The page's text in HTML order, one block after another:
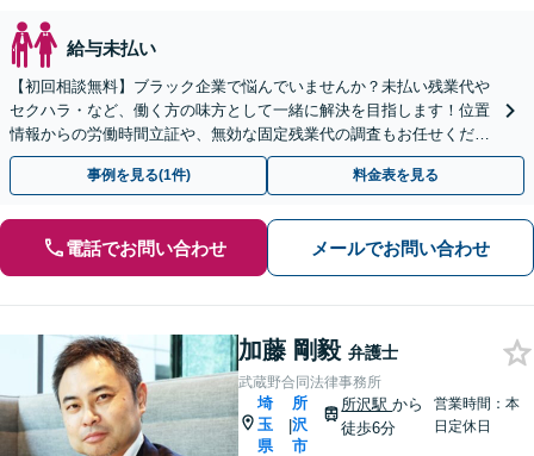
給与未払い
【初回相談無料】ブラック企業で悩んでいませんか？未払い残業代や
セクハラ・など、働く方の味方として一緒に解決を目指します！位置
情報からの労働時間立証や、無効な固定残業代の調査もお任せくださ
い。【電話・WEB相談可】【夜間や休日相談可】
事例を見る(1件) 料金表を見る
電話でお問い合わせ メールでお問い合わせ
加藤 剛毅 弁護士
武蔵野合同法律事務所
埼
玉
県
|
所
沢
市
所沢駅から
徒歩6分
営業時間：本
日定休日